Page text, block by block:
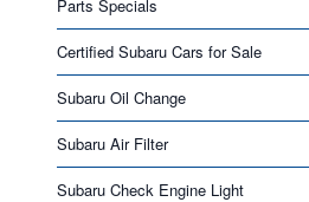
Parts Specials
Certified Subaru Cars for Sale
Subaru Oil Change
Subaru Air Filter
Subaru Check Engine Light